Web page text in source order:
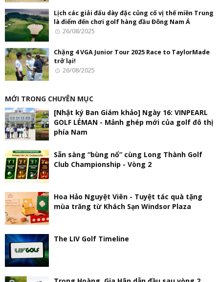
Lịch các giải đấu dày đặc củng cố vị thế miền Trung
là điểm đến chơi golf hàng đầu Đông Nam Á
26/08/2025
Chặng 4 VGA Junior Tour 2025 Race to TaylorMade
trở lại!
26/08/2025
MỚI TRONG CHUYÊN MỤC
[Nhật ký Ban Giám khảo] Ngày 16: VINPEARL
GOLF LÉMAN - Mảnh ghép mới của golf đô thị
phía Nam
Sẵn sàng “bùng nổ” cùng Long Thành Golf
Club Championship - Vòng 2
Hoa Hảo Nguyệt Viên - Tuyệt tác quà tặng
mùa trăng từ Khách Sạn Windsor Plaza
The LIV Golf Timeline